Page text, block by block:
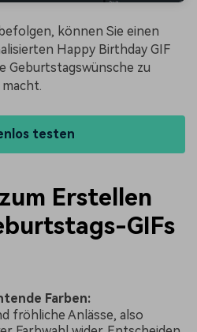
können Sie einen
Happy Birthday GIF
Geburtstagswünsche zu
testen
Erstellen
GIFs
Farben:
fröhliche Anlässe, also